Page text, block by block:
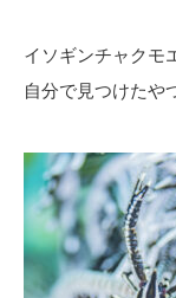
イソギンチャクモ
自分で見つけたや